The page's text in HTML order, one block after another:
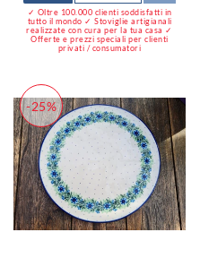
✓ Oltre 100.000 clienti soddisfatti in
tutto il mondo ✓ Stoviglie artigianali
realizzate con cura per la tua casa ✓
Offerte e prezzi speciali per clienti
privati / consumatori
-25%